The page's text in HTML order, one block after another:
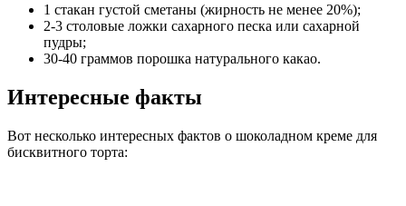
1 стакан густой сметаны (жирность не менее 20%);
2-3 столовые ложки сахарного песка или сахарной
пудры;
30-40 граммов порошка натурального какао.
Интересные факты
Вот несколько интересных фактов о шоколадном креме для
бисквитного торта: